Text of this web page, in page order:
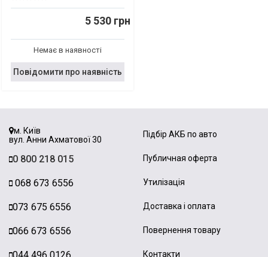
5 530 грн
Немає в наявності
Повідомити про наявність
м. Київ
вул. Анни Ахматової 30
0 800 218 015
068 673 6556
073 675 6556
066 673 6556
044 496 0126
Підбір АКБ по авто
Публичная оферта
Утилізація
Доставка і оплата
Повернення товару
Контакти